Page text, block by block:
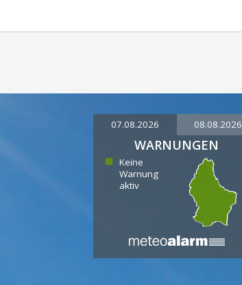
07.08.2026 08.08.2026
WARNUNGEN
Keine
Warnung
aktiv